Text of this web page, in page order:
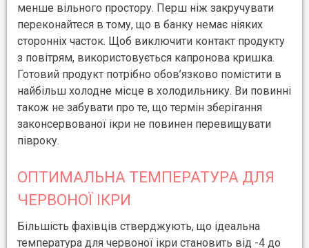
менше вільного простору. Перш ніж закручувати
переконайтеся в тому, що в банку немає ніяких
сторонніх часток. Щоб виключити контакт продукту
з повітрям, використовується капронова кришка.
Готовий продукт потрібно обов’язково помістити в
найбільш холодне місце в холодильнику. Ви повинні
також не забувати про те, що термін зберігання
законсервованої ікри не повинен перевищувати
півроку.
ОПТИМАЛЬНА ТЕМПЕРАТУРА ДЛЯ
ЧЕРВОНОЇ ІКРИ
Більшість фахівців стверджують, що ідеальна
температура для червоної ікри становить від -4 до